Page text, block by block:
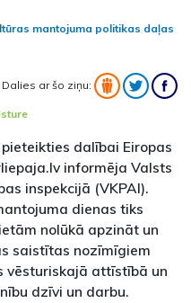
mantojuma politikas daļas
Dalies ar šo ziņu:
dalībai Eiropas
informēja Valsts
inspekcijā (VKPAI).
dienas tiks
nolūkā apzināt un
saistītas nozīmīgiem
vēsturiskajā attīstībā un
dzīvi un darbu.